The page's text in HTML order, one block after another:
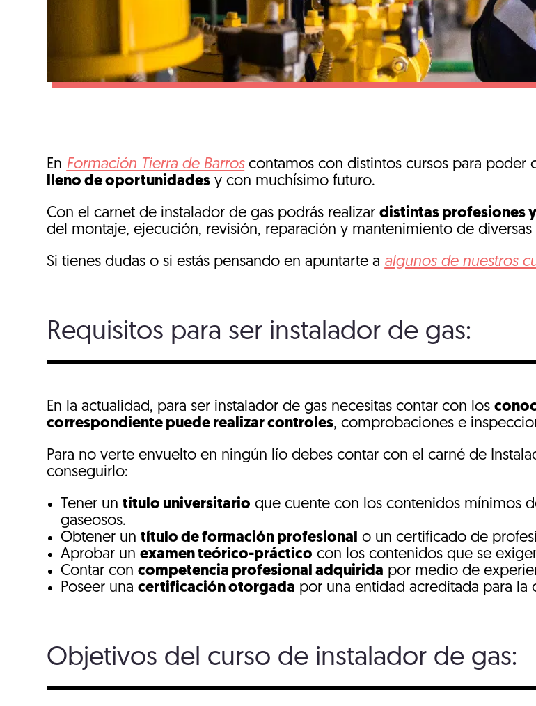
En Formación Tierra de Barroscontamos con distintos cursos para poder
lleno de oportunidades y con muchísimo futuro.
Con el carnet de instalador de gas podrás realizardistintas profesiones
del montaje, ejecución, revisión, reparación y mantenimiento de diversas
Si tienes dudas o si estás pensando en apuntarte a algunos de nuestros
Requisitos para ser instalador de gas:
En la actualidad, para ser instalador de gas necesitas contar con los
correspondiente puede realizar controles, comprobaciones e
Para no verte envuelto en ningún lío debes contar con el carné de
conseguirlo:
Tener untítulo universitario que cuente con los contenidos mínimos
gaseosos.
Obtener untítulo de formación profesional o un certificado de
Aprobar unexamen teórico-práctico con los contenidos que se
Contar concompetencia profesional adquirida por medio de
Poseer unacertificación otorgada por una entidad acreditada para la
Objetivos del curso de instalador de gas: